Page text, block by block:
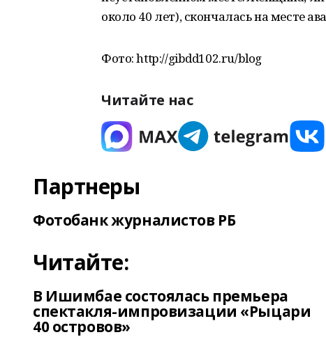
около 40 лет), скончалась на месте
Фото: http://gibdd102.ru/blog
Читайте нас
Партнеры
Фотобанк журналистов РБ
Читайте:
В Ишимбае состоялась премьера
спектакля-импровизации «Рыцари
40 островов»